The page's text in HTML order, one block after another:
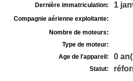
Dernière immatriculation: 1
Compagnie aérienne exploitante:
Nombre de moteurs:
Type de moteur:
Age de l'appareil:
0
Statut: